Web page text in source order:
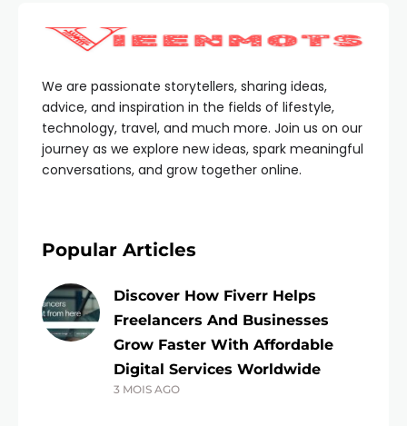
We are passionate storytellers, sharing ideas,
advice, and inspiration in the fields of lifestyle,
technology, travel, and much more. Join us on our
journey as we explore new ideas, spark meaningful
conversations, and grow together online.
Popular Articles
Discover How Fiverr Helps
Freelancers And Businesses
Grow Faster With Affordable
Digital Services Worldwide
3 MOIS AGO